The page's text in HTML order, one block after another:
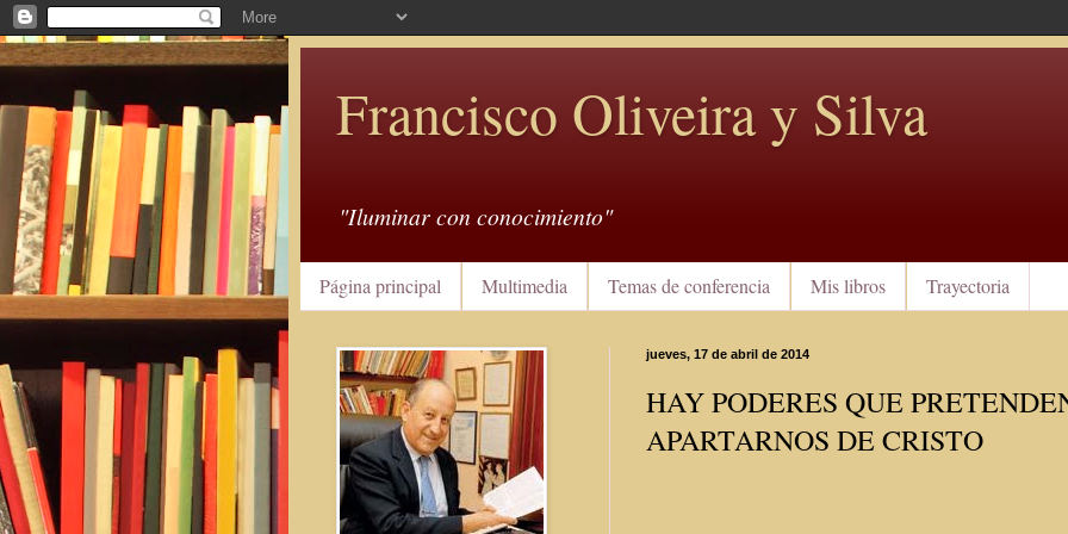
Francisco Oliveira y Silva
"Iluminar con conocimiento"
Página principal Multimedia Temas de conferencia Mis libros Trayectoria
jueves, 17 de abril de 2014
HAY PODERES QUE
APARTARNOS DE CRISTO